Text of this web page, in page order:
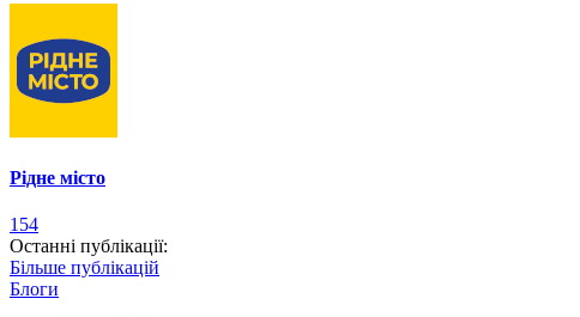
Рідне місто
154
Останні публікації:
Більше публікацій
Блоги